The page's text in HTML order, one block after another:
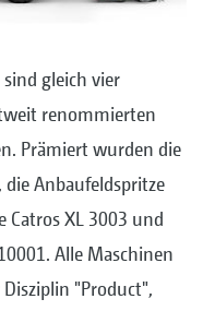
gleich vier
renommierten
Prämiert wurden die
die Anbaufeldspritze
Catros XL 3003 und
Alle Maschinen
"Product",